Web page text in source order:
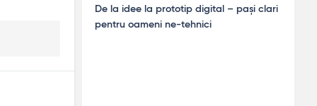
De la idee la prototip digital – pași clari
pentru oameni ne-tehnici